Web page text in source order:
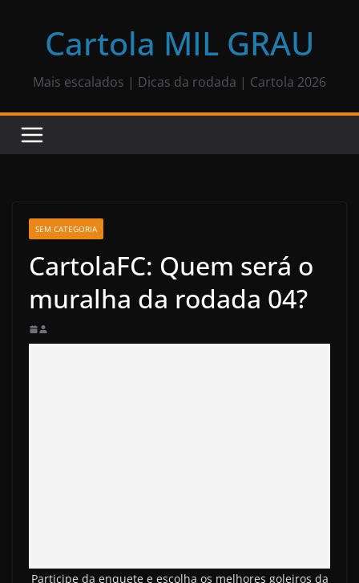
Cartola MIL GRAU
Mais escalados | Dicas da rodada | Cartola 2026
SEM CATEGORIA
CartolaFC: Quem será o
muralha da rodada 04?
Participe da enquete e escolha os melhores goleiros da